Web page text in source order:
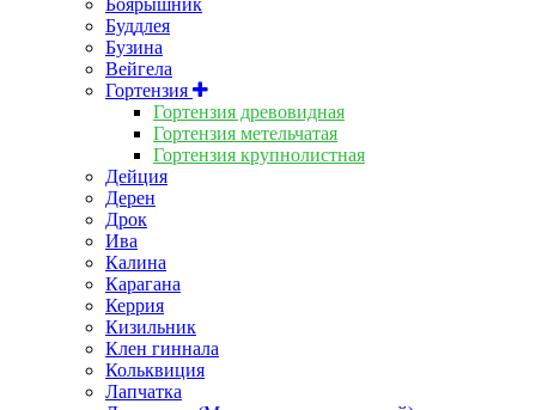
Боярышник
Буддлея
Бузина
Вейгела
Гортензия
Гортензия древовидная
Гортензия метельчатая
Гортензия крупнолистная
Дейция
Дерен
Дрок
Ива
Калина
Карагана
Керрия
Кизильник
Клен гиннала
Кольквиция
Лапчатка